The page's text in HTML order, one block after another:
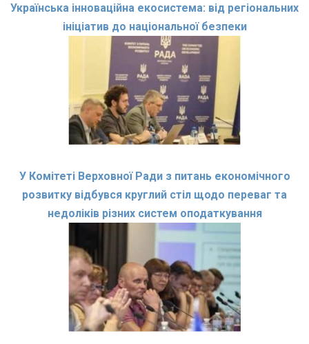
Українська інноваційна екосистема: від регіональних
ініціатив до національної безпеки
У Комітеті Верховної Ради з питань економічного
розвитку відбувся круглий стіл щодо переваг та
недоліків різних систем оподаткування